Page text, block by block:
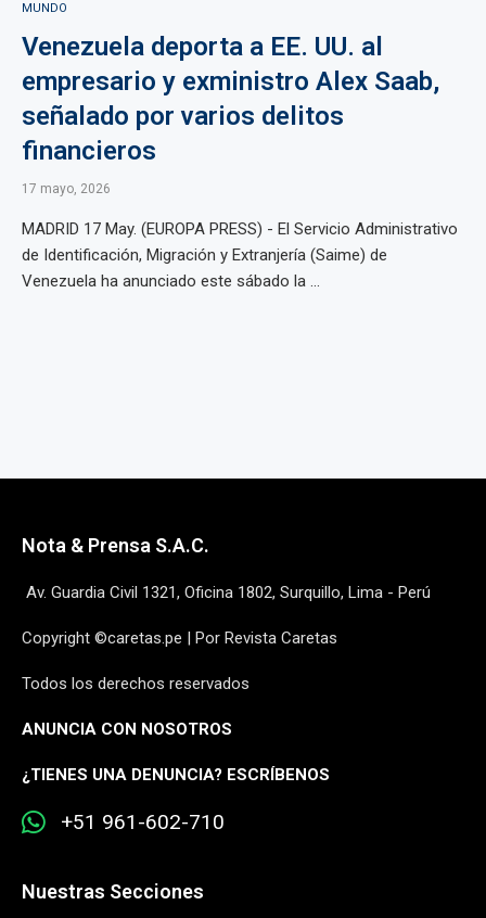
MUNDO
Venezuela deporta a EE. UU. al
empresario y exministro Alex Saab,
señalado por varios delitos
financieros
17 mayo, 2026
MADRID 17 May. (EUROPA PRESS) - El Servicio Administrativo
de Identificación, Migración y Extranjería (Saime) de
Venezuela ha anunciado este sábado la ...
Nota & Prensa S.A.C.
Av. Guardia Civil 1321, Oficina 1802, Surquillo, Lima - Perú
Copyright ©caretas.pe | Por Revista Caretas
Todos los derechos reservados
ANUNCIA CON NOSOTROS
¿TIENES UNA DENUNCIA? ESCRÍBENOS
+51 961-602-710
Nuestras Secciones